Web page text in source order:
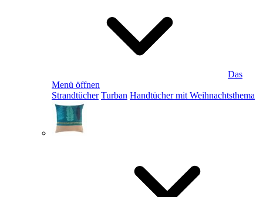
Das
Menü öffnen
Strandtücher Turban Handtücher mit Weihnachtsthema